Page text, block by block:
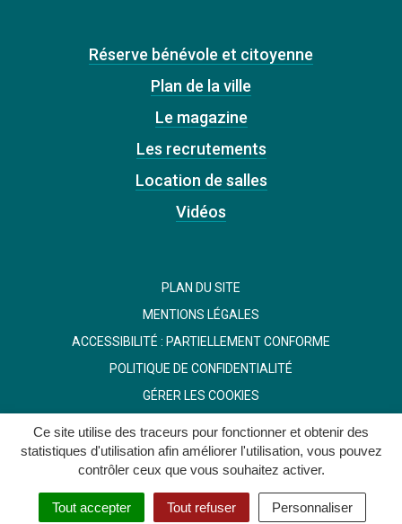
Ce site utilise des traceurs pour fonctionner et obtenir des
statistiques d'utilisation afin améliorer l'utilisation, vous pouvez
contrôler ceux que vous souhaitez activer.
Tout accepter Tout refuser Personnaliser
Réserve bénévole et citoyenne
Plan de la ville
Le magazine
Les recrutements
Location de salles
Vidéos
PLAN DU SITE
MENTIONS LÉGALES
ACCESSIBILITÉ : PARTIELLEMENT CONFORME
POLITIQUE DE CONFIDENTIALITÉ
GÉRER LES COOKIES